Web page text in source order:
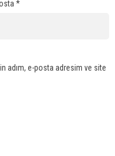
*
adım, e-posta adresim ve site